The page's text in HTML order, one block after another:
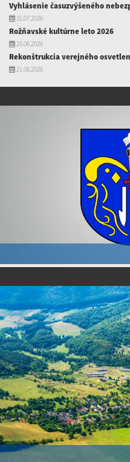
Vyhlásenie časuzvýšeného
31.07.2026
Rožňavské kultúrne leto 2026
26.06.2026
Rekonštrukcia verejného
21.06.2026